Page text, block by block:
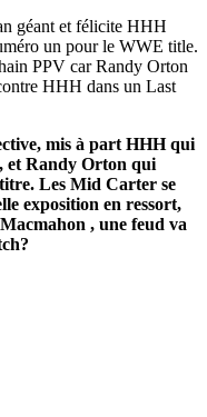
géant et félicite HHH
un pour le WWE title.
PPV car Randy Orton
HHH dans un Last
mis à part HHH qui
et Randy Orton qui
Les Mid Carter se
exposition en ressort,
, une feud va